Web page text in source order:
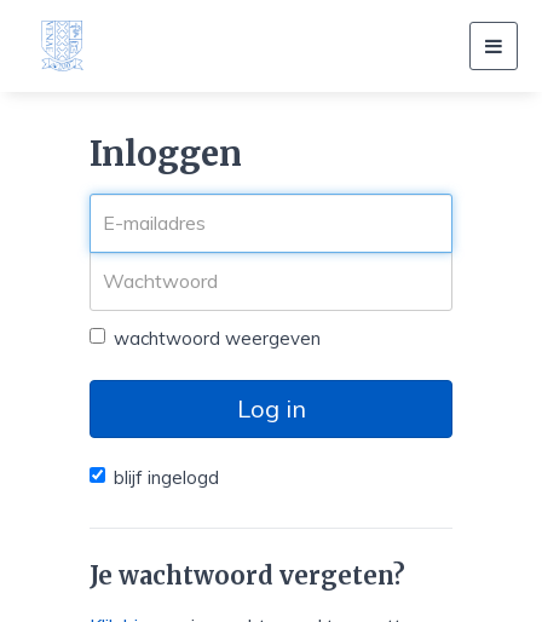
Inloggen
wachtwoord weergeven
Log in
blijf ingelogd
Je wachtwoord vergeten?